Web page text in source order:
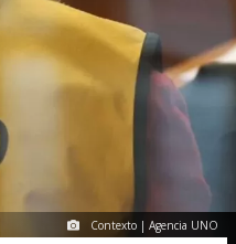
Contexto | Agencia UNO